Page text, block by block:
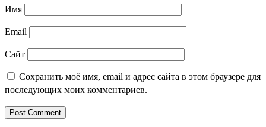
Имя
Email
Сайт
Сохранить моё имя, email и адрес сайта в этом браузере для
последующих моих комментариев.